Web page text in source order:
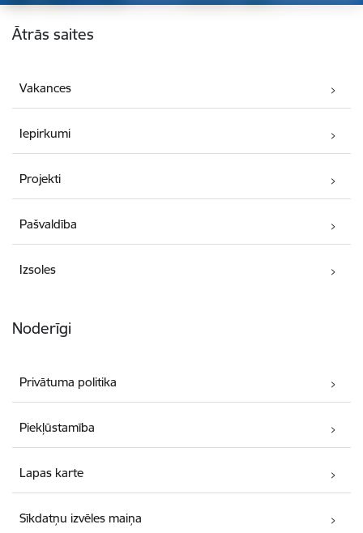
Kājene
Ātrās saites
Vakances
Iepirkumi
Projekti
Pašvaldība
Izsoles
Noderīgi
Privātuma politika
Piekļūstamība
Lapas karte
Sīkdatņu izvēles maiņa